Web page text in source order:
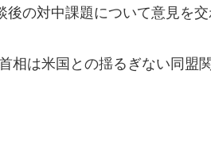
の対中課題について意見を交
は米国との揺るぎない同盟